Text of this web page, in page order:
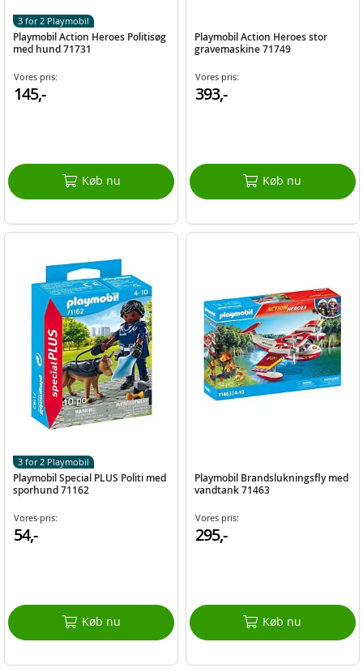
Playmobil Action Heroes Politisøg
med hund 71731
Vores pris:
145,-
Køb nu
3 for 2 Playmobil
Playmobil Action Heroes stor
gravemaskine 71749
Vores pris:
393,-
Køb nu
Playmobil Special PLUS Politi med
sporhund 71162
Vores pris:
54,-
Køb nu
3 for 2 Playmobil
Playmobil Brandslukningsfly med
vandtank 71463
Vores pris:
295,-
Køb nu